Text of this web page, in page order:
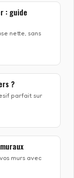
: guide
nette, sans
?
parfait sur
murs avec